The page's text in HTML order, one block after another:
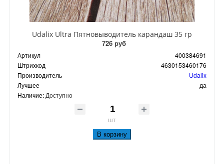
Udalix Ultra Пятновыводитель карандаш 35 гр
726 руб
Артикул
400384691
Штрихкод
4630153460176
Производитель
Udalix
Лучшее
да
Наличие: Доступно
шт
В корзину